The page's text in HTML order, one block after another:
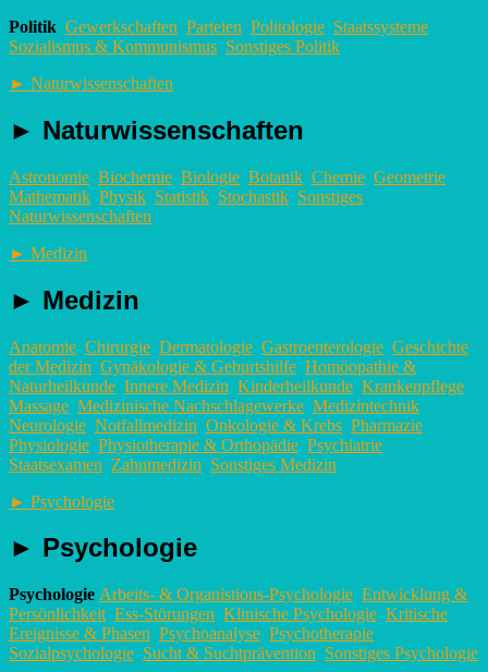
Politik Gewerkschaften Parteien Politologie Staatssysteme
Sozialismus & Kommunismus Sonstiges Politik
► Naturwissenschaften
► Naturwissenschaften
Astronomie Biochemie Biologie Botanik Chemie Geometrie
Mathematik Physik Statistik Stochastik Sonstiges
Naturwissenschaften
► Medizin
► Medizin
Anatomie Chirurgie Dermatologie Gastroenterologie Geschichte
der Medizin Gynäkologie & Geburtshilfe Homöopathie &
Naturheilkunde Innere Medizin Kinderheilkunde Krankenpflege
Massage Medizinische Nachschlagewerke Medizintechnik
Neurologie Notfallmedizin Onkologie & Krebs Pharmazie
Physiologie Physiotherapie & Orthopädie Psychiatrie
Staatsexamen Zahnmedizin Sonstiges Medizin
► Psychologie
► Psychologie
Psychologie Arbeits- & Organistions-Psychologie Entwicklung &
Persönlichkeit Ess-Störungen Klinische Psychologie Kritische
Ereignisse & Phasen Psychoanalyse Psychotherapie
Sozialpsychologie Sucht & Suchtprävention Sonstiges Psychologie